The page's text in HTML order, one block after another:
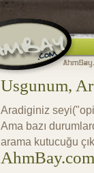
Usgunum,
Aradiginiz
Ama bazı
arama kutucuğu